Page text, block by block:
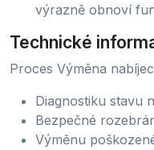
výrazně obnoví
Technické
Proces Výměna
Diagnostiku stavu
Bezpečné
Výměnu